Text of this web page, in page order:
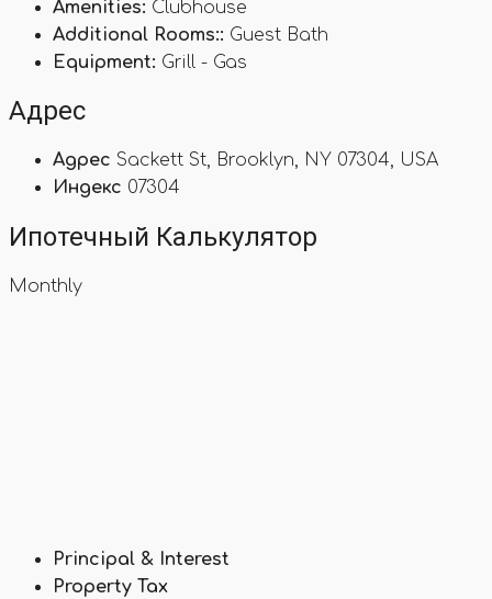
Amenities: Clubhouse
Additional Rooms:: Guest Bath
Equipment: Grill - Gas
Адрес
Адрес Sackett St, Brooklyn, NY 07304, USA
Индекс 07304
Ипотечный Калькулятор
Monthly
Principal & Interest
Property Tax